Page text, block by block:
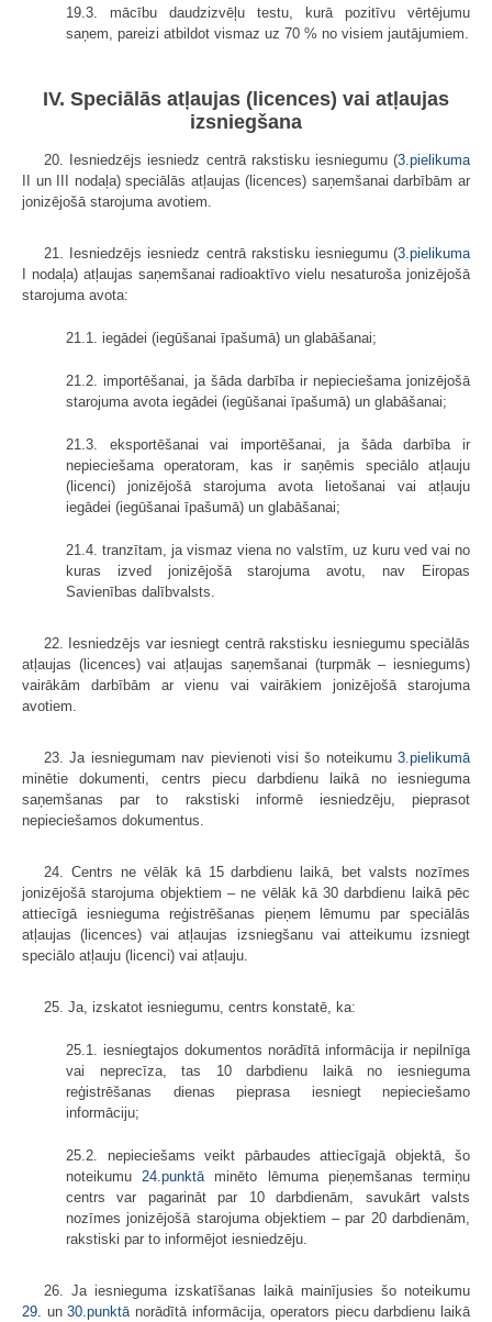
19.3. mācību daudzizvēļu testu, kurā pozitīvu vērtējumu
saņem, pareizi atbildot vismaz uz 70 % no visiem jautājumiem.
IV. Speciālās atļaujas (licences) vai atļaujas
izsniegšana
20. Iesniedzējs iesniedz centrā rakstisku iesniegumu (3.pielikuma
II un III nodaļa) speciālās atļaujas (licences) saņemšanai darbībām ar
jonizējošā starojuma avotiem.
21. Iesniedzējs iesniedz centrā rakstisku iesniegumu (3.pielikuma
I nodaļa) atļaujas saņemšanai radioaktīvo vielu nesaturoša jonizējošā
starojuma avota:
21.1. iegādei (iegūšanai īpašumā) un glabāšanai;
21.2. importēšanai, ja šāda darbība ir nepieciešama jonizējošā
starojuma avota iegādei (iegūšanai īpašumā) un glabāšanai;
21.3. eksportēšanai vai importēšanai, ja šāda darbība ir
nepieciešama operatoram, kas ir saņēmis speciālo atļauju
(licenci) jonizējošā starojuma avota lietošanai vai atļauju
iegādei (iegūšanai īpašumā) un glabāšanai;
21.4. tranzītam, ja vismaz viena no valstīm, uz kuru ved vai no
kuras izved jonizējošā starojuma avotu, nav Eiropas
Savienības dalībvalsts.
22. Iesniedzējs var iesniegt centrā rakstisku iesniegumu speciālās
atļaujas (licences) vai atļaujas saņemšanai (turpmāk – iesniegums)
vairākām darbībām ar vienu vai vairākiem jonizējošā starojuma
avotiem.
23. Ja iesniegumam nav pievienoti visi šo noteikumu 3.pielikumā
minētie dokumenti, centrs piecu darbdienu laikā no iesnieguma
saņemšanas par to rakstiski informē iesniedzēju, pieprasot
nepieciešamos dokumentus.
24. Centrs ne vēlāk kā 15 darbdienu laikā, bet valsts nozīmes
jonizējošā starojuma objektiem – ne vēlāk kā 30 darbdienu laikā pēc
attiecīgā iesnieguma reģistrēšanas pieņem lēmumu par speciālās
atļaujas (licences) vai atļaujas izsniegšanu vai atteikumu izsniegt
speciālo atļauju (licenci) vai atļauju.
25. Ja, izskatot iesniegumu, centrs konstatē, ka:
25.1. iesniegtajos dokumentos norādītā informācija ir nepilnīga
vai neprecīza, tas 10 darbdienu laikā no iesnieguma
reģistrēšanas dienas pieprasa iesniegt nepieciešamo
informāciju;
25.2. nepieciešams veikt pārbaudes attiecīgajā objektā, šo
noteikumu24.punktāminēto lēmuma pieņemšanas termiņu
centrs var pagarināt par 10 darbdienām, savukārt valsts
nozīmes jonizējošā starojuma objektiem – par 20 darbdienām,
rakstiski par to informējot iesniedzēju.
26. Ja iesnieguma izskatīšanas laikā mainījusies šo noteikumu
29. un30.punktānorādītā informācija, operators piecu darbdienu laikā